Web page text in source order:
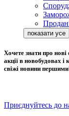
Хочете знати про нові
акції в новобудовах і
свіжі новини
Приєднуйтесь до